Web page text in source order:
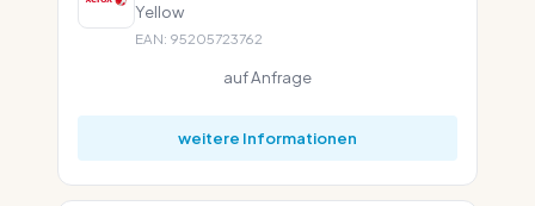
Yellow
EAN: 95205723762
auf Anfrage
weitere Informationen